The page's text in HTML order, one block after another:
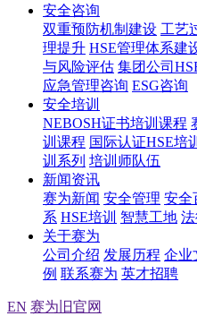
安全咨询
双重预防机制建设 工艺
理提升 HSE管理体系建
与风险评估 集团公司
应急管理咨询 ESG咨询
安全培训
NEBOSH证书培训课程
训课程 国际认证HSE培训
训系列 培训师队伍
新闻资讯
赛为新闻 安全管理 安全
系 HSE培训 智慧工地
关于赛为
公司介绍 发展历程 企业
例 联系赛为 英才招聘
EN 赛为旧官网